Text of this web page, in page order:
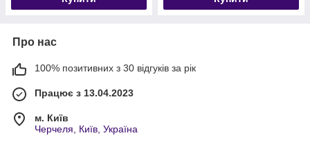
Про нас
100% позитивних з 30 відгуків за рік
Працює з 13.04.2023
м. Київ
Черчеля, Київ, Україна